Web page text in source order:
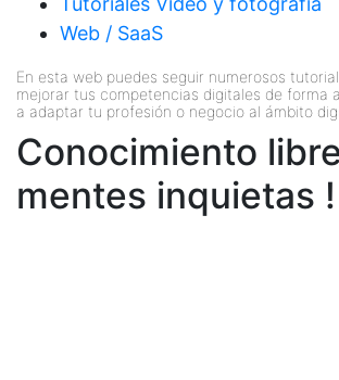
Web / SaaS
En esta web puedes seguir numerosos
mejorar tus competencias digitales de forma
a adaptar tu profesión o negocio al ámbito
Conocimiento
mentes inquietas !